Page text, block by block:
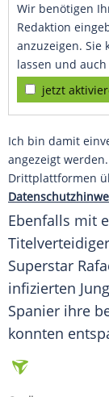
Wir benötigen
Redaktion
anzuzeigen. Sie
lassen und
jetzt
Ich bin damit
angezeigt
Drittplattformen
Ebenfalls mit
Superstar
infizierten
Spanier ihre
konnten